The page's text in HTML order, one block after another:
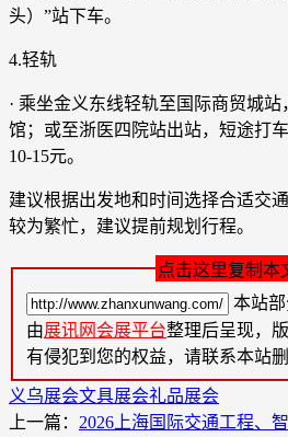
头）”站下车。
4.轻轨
· 乘坐金义东线轻轨至国际商贸城
馆；或至浙医四院站出站，短途打
10-15元。
建议根据出发地和时间选择合适交
较为繁忙，建议提前规划行程。
点击这里复制本
本站部
由展讯网会展平台整理后呈现，
有侵犯到您的权益，请联系本站删
义乌展会文具展会礼品展会
上一篇： 2026上海国际交通工程、